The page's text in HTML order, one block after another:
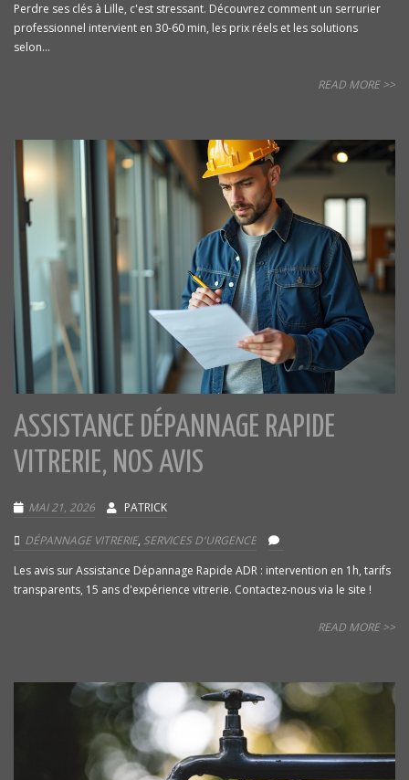
Perdre ses clés à Lille, c'est stressant. Découvrez comment un serrurier
professionnel intervient en 30-60 min, les prix réels et les solutions
selon...
READ MORE >>
ASSISTANCE DÉPANNAGE RAPIDE
VITRERIE, NOS AVIS
MAI 21, 2026 PATRICK
DÉPANNAGE VITRERIE, SERVICES D'URGENCE
Les avis sur Assistance Dépannage Rapide ADR : intervention en 1h, tarifs
transparents, 15 ans d'expérience vitrerie. Contactez-nous via le site !
READ MORE >>